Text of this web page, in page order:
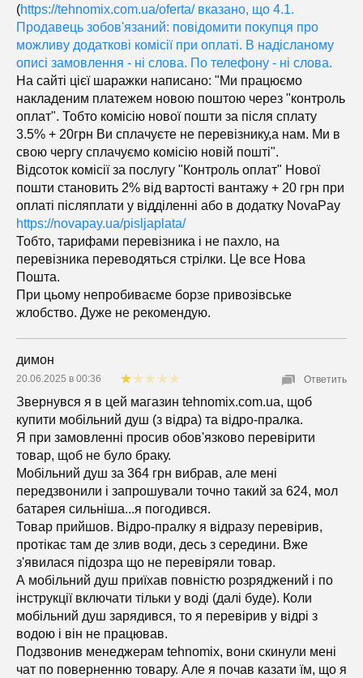
(https://tehnomix.com.ua/oferta/ вказано, що 4.1.
Продавець зобов'язаний: повідомити покупця про
можливу додаткові комісії при оплаті. В надісланому
описі замовлення - ні слова. По телефону - ні слова.
На сайті цієї шаражки написано: "Ми працюємо
накладеним платежем новою поштою через "контроль
оплат". Тобто комісію нової пошти за після сплату
3.5% + 20грн Ви сплачуєте не перевізнику,а нам. Ми в
свою чергу сплачуємо комісію новій пошті".
Відсоток комісії за послугу "Контроль оплат" Нової
пошти становить 2% від вартості вантажу + 20 грн при
оплаті післяплати у відділенні або в додатку NovaPay
https://novapay.ua/pisljaplata/
Тобто, тарифами перевізника і не пахло, на
перевізника переводяться стрілки. Це все Нова
Пошта.
При цьому непробиваєме борзе привозівське
жлобство. Дуже не рекомендую.
димон
20.06.2025 в 00:36
Звернувся я в цей магазин tehnomix.com.ua, щоб
купити мобільний душ (з відра) та відро-пралка.
Я при замовленні просив обов'язково перевірити
товар, щоб не було браку.
Мобільний душ за 364 грн вибрав, але мені
передзвонили і запрошували точно такий за 624, мол
батарея сильніша...я погодився.
Товар прийшов. Відро-пралку я відразу перевірив,
протікає там де злив води, десь з середини. Вже
з'явилася підозра що не перевіряли товар.
А мобільний душ приїхав повністю розряджений і по
інструкції включати тільки у воді (далі буде). Коли
мобільний душ зарядився, то я перевірив у відрі з
водою і він не працював.
Подзвонив менеджерам tehnomix, вони скинули мені
чат по поверненню товару. Але я почав казати їм, що я
Ответить